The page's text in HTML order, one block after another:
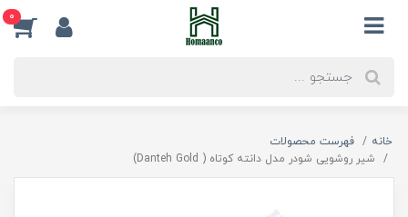
0
خانه
فهرست محصولات
شیر روشویی شودر مدل دانته کوتاه ( Danteh Gold)